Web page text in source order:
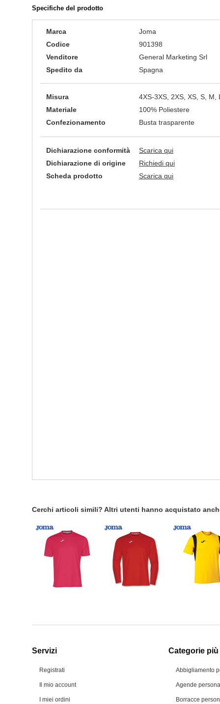
Specifiche del prodotto
Marca
Joma
Codice
901398
Venditore
General Marketing Srl
Spedito da
Spagna
Misura
4XS-3XS, 2XS, XS, S, M,
Materiale
100% Poliestere
Confezionamento
Busta trasparente
Dichiarazione conformità
Scarica qui
Dichiarazione di origine
Richiedi qui
Scheda prodotto
Scarica qui
Cerchi articoli simili? Altri utenti hanno acquistato
Servizi
Registrati
Il mio account
I miei ordini
Categorie
Abbigliamento
Agende
Borracce